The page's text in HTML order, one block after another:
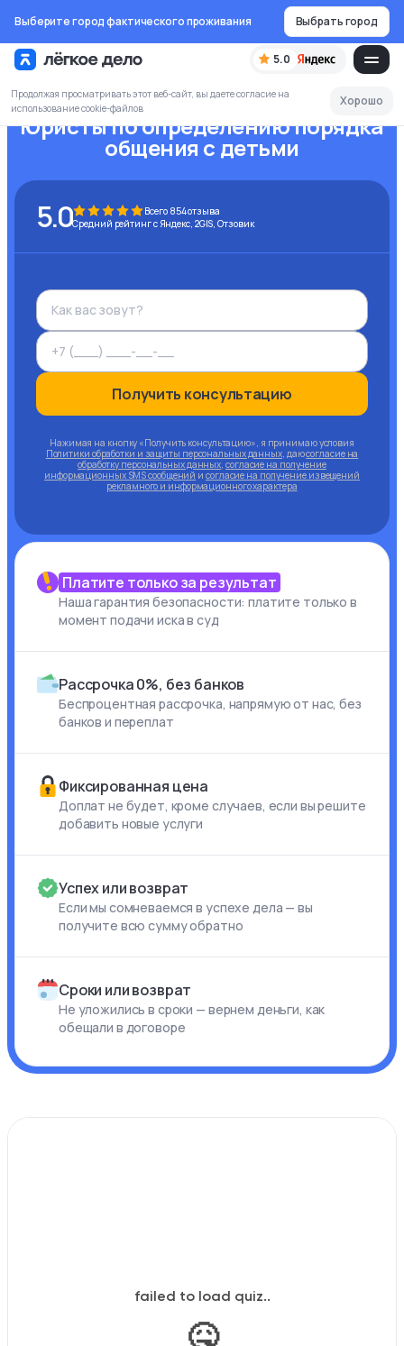
Выберите город фактического проживания Выбрать город
5.0
Продолжая просматривать этот веб-сайт, вы даете согласие на
использование cookie-файлов
Хорошо
Юристы по определению порядка
общения с детьми
5.0 Всего 854отзыва
Средний рейтинг с Яндекс, 2GIS, Отзовик
Получить консультацию
Нажимая на кнопку «Получить консультацию», я принимаю условия
Политики обработки и защиты персональных данных, даюсогласие на
обработку персональных данных, согласие на получение
информационных SMS сообщений и согласие на получение извещений
рекламного и информационного характера
Платите только за результат
Наша гарантия безопасности: платите только в
момент подачи иска в суд
Рассрочка 0%, без банков
Беспроцентная рассрочка, напрямую от нас, без
банков и переплат
Фиксированная цена
Доплат не будет, кроме случаев, если вы решите
добавить новые услуги
Успех или возврат
Если мы сомневаемся в успехе дела — вы
получите всю сумму обратно
Сроки или возврат
Не уложились в сроки — вернем деньги, как
обещали в договоре